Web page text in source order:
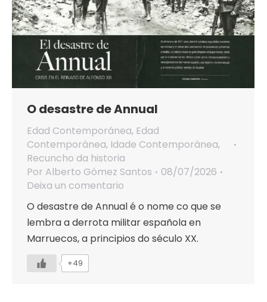
O desastre de Annual
Edad Contemporánea, Edad
Contemporánea, Idade Contemporánea,
Recuncho da historia
Por Alberto Gómez Santos
08/07/2026
Deixa un comentario
O desastre de Annual é o nome co que se
lembra a derrota militar española en
Marruecos, a principios do século XX.
+49